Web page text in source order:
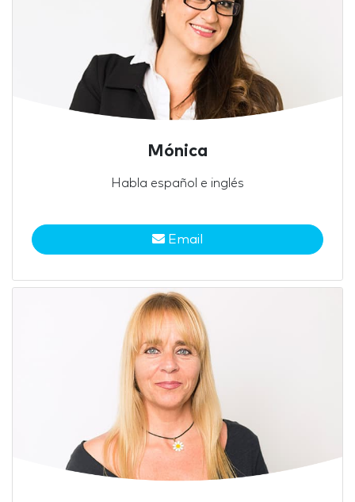
Mónica
Habla español e inglés
Email